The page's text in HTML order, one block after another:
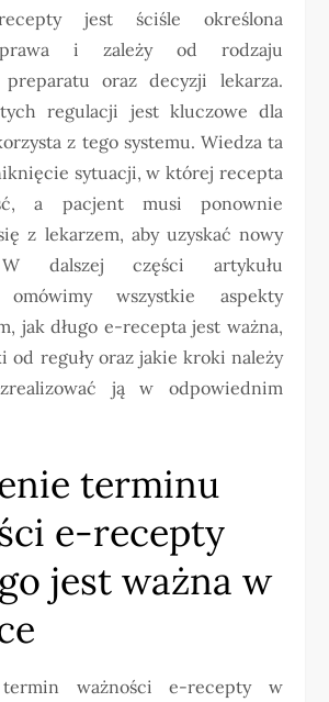
jest ściśle określona
prawa i zależy od rodzaju
preparatu oraz decyzji lekarza.
regulacji jest kluczowe dla
z tego systemu. Wiedza ta
sytuacji, w której recepta
a pacjent musi ponownie
z lekarzem, aby uzyskać nowy
dalszej części artykułu
omówimy wszystkie aspekty
jak długo e-recepta jest ważna,
od reguły oraz jakie kroki należy
ją w odpowiednim
terminu
e-recepty
jest ważna w
termin ważności e-recepty w